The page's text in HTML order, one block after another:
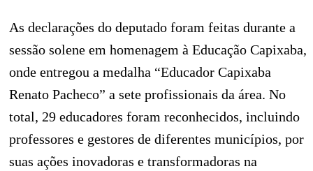
As declarações do deputado foram feitas durante a
sessão solene em homenagem à Educação Capixaba,
onde entregou a medalha “Educador Capixaba
Renato Pacheco” a sete profissionais da área. No
total, 29 educadores foram reconhecidos, incluindo
professores e gestores de diferentes municípios, por
suas ações inovadoras e transformadoras na